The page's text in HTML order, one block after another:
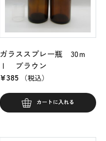
ガラススプレー瓶 30ｍ
ｌ ブラウン
¥385 （税込）
カートに入れる